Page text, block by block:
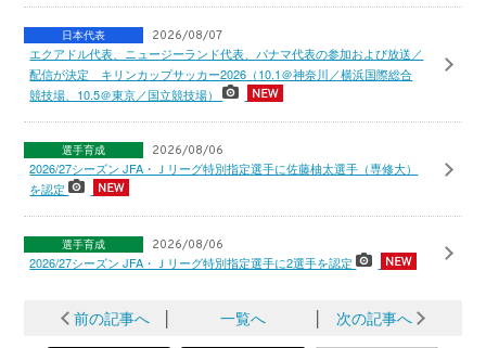
日本代表 2026/08/07
エクアドル代表、ニュージーランド代表、パナマ代表の参加および放送／
配信が決定 キリンカップサッカー2026（10.1＠神奈川／横浜国際総合
競技場、10.5＠東京／国立競技場）
選手育成 2026/08/06
2026/27シーズン JFA・Ｊリーグ特別指定選手に佐藤柚太選手（専修大）
を認定
選手育成 2026/08/06
2026/27シーズン JFA・Ｊリーグ特別指定選手に2選手を認定
前の記事へ │ 一覧へ │ 次の記事へ